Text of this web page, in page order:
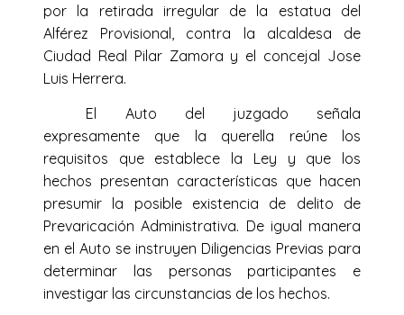
por la retirada irregular de la estatua del
Alférez Provisional, contra la alcaldesa de
Ciudad Real Pilar Zamora y el concejal Jose
Luis Herrera.
El Auto del juzgado señala
expresamente que la querella reúne los
requisitos que establece la Ley y que los
hechos presentan características que hacen
presumir la posible existencia de delito de
Prevaricación Administrativa. De igual manera
en el Auto se instruyen Diligencias Previas para
determinar las personas participantes e
investigar las circunstancias de los hechos.